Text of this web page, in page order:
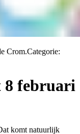
Crom.Categorie:
8 februari
komt natuurlijk